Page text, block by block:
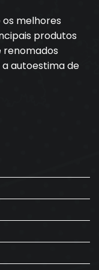
melhores
produtos
renomados
autoestima de